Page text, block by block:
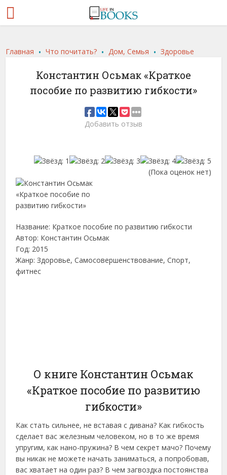
Главная .Что почитать? . Дом, Семья .Здоровье
Константин Осьмак «Краткое
пособие по развитию гибкости»
Добавить отзыв
(Пока оценок нет)
Название: Краткое пособие по развитию гибкости
Автор: Константин Осьмак
Год: 2015
Жанр: Здоровье, Самосовершенствование, Спорт,
фитнес
О книге Константин Осьмак
«Краткое пособие по развитию
гибкости»
Как стать сильнее, не вставая с дивана? Как гибкость
сделает вас железным человеком, но в то же время
упругим, как нано-пружина? В чем секрет мачо? Почему
вы никак не можете начать заниматься, а попробовав,
вас хватает на один раз? В чем загвоздка постоянства